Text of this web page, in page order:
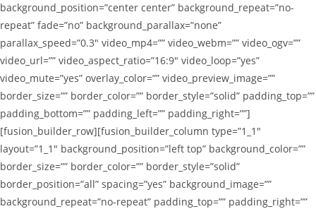
background_position=”center center” background_repeat=”no-
repeat” fade=”no” background_parallax=”none”
parallax_speed=”0.3″ video_mp4=”” video_webm=”” video_ogv=””
video_url=”” video_aspect_ratio=”16:9″ video_loop=”yes”
video_mute=”yes” overlay_color=”” video_preview_image=””
border_size=”” border_color=”” border_style=”solid” padding_top=””
padding_bottom=”” padding_left=”” padding_right=””]
[fusion_builder_row][fusion_builder_column type=”1_1″
layout=”1_1″ background_position=”left top” background_color=””
border_size=”” border_color=”” border_style=”solid”
border_position=”all” spacing=”yes” background_image=””
background_repeat=”no-repeat” padding_top=”” padding_right=””